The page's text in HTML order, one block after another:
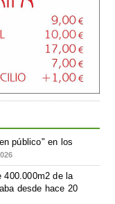
público" en los
400.000m2 de la
desde hace 20